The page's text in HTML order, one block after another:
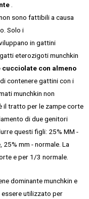
sono fattibili a causa
Solo i
in gattini
eterozigoti munchkin
cucciolate con almeno
contenere gattini con i
munchkin non
il tratto per le zampe corte
di due genitori
questi figli: 25% MM -
mm - normale. La
e per 1/3 normale.
dominante munchkin e
essere utilizzato per